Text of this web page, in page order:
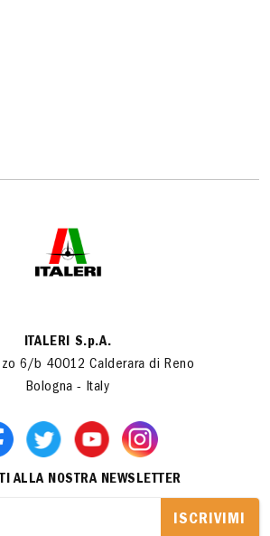
ITALERI S.p.A.
6/b 40012 Calderara di Reno
Bologna - Italy
ALLA NOSTRA NEWSLETTER
ISCRIVIMI